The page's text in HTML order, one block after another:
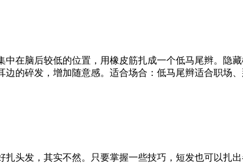
在脑后较低的位置，用橡皮筋扎成一个低马尾辫。隐
的碎发，增加随意感。适合场合：低马尾辫适合职场
头发，其实不然。只要掌握一些技巧，短发也可以扎